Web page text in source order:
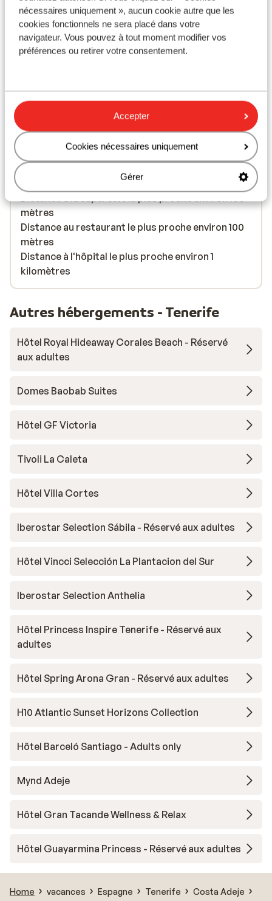
nécessaires uniquement », aucun cookie autre que les
cookies fonctionnels ne sera placé dans votre
navigateur. Vous pouvez à tout moment modifier vos
préférences ou retirer votre consentement.
Accepter
Cookies nécessaires uniquement
Gérer
À proximité
Distance de la plage environ 500 mètres (plage de
Distance de l'aéroport Tenerife Sur environ 16
kilomètres: Tenerife Norte environ 85 kilomètres
Distance jusqu'à l'arrêt de bus environ 0 mètres
Distance jusqu'au distributeur d'argent environ
Distance aux magasins les plus proches environ
Distance à la supérette la plus proche environ 100
mètres
Distance au restaurant le plus proche environ 100
mètres
Distance à l'hôpital le plus proche environ 1
kilomètres
Autres hébergements - Tenerife
Hôtel Royal Hideaway Corales Beach - Réservé
aux adultes
Domes Baobab Suites
Hôtel GF Victoria
Tivoli La Caleta
Hôtel Villa Cortes
Iberostar Selection Sábila - Réservé aux adultes
Hôtel Vincci Selección La Plantacion del Sur
Iberostar Selection Anthelia
Hôtel Princess Inspire Tenerife - Réservé aux
adultes
Hôtel Spring Arona Gran - Réservé aux adultes
H10 Atlantic Sunset Horizons Collection
Hôtel Barceló Santiago - Adults only
Mynd Adeje
Hôtel Gran Tacande Wellness & Relax
Hôtel Guayarmina Princess - Réservé aux adultes
Home vacances Espagne Tenerife
Costa Adeje